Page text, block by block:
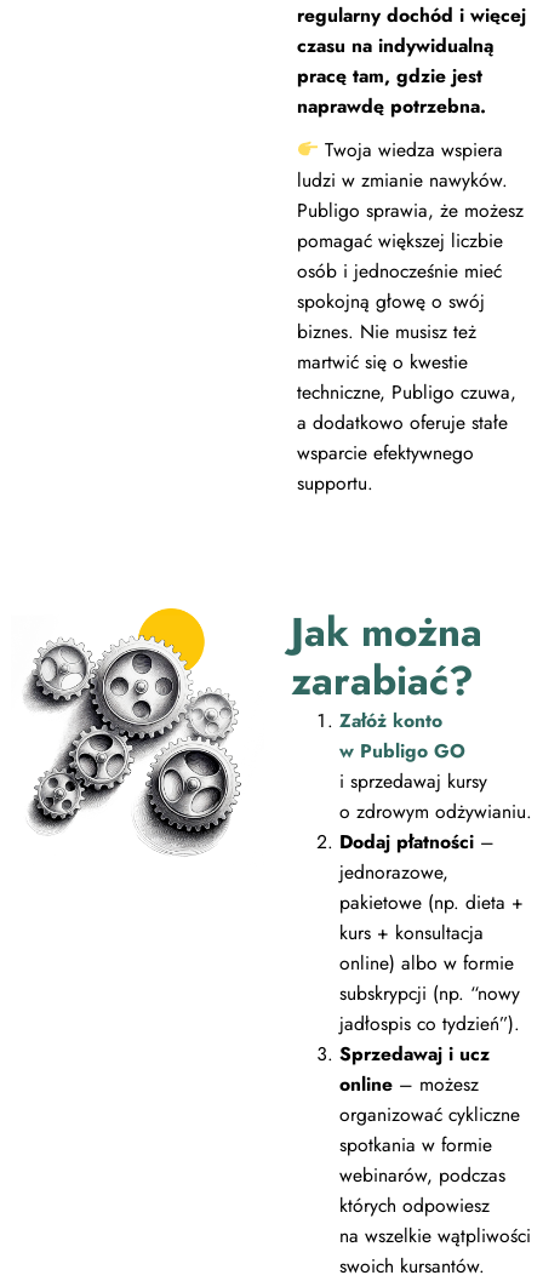
regularny dochód i więcej
czasu na indywidualną
pracę tam, gdzie jest
naprawdę potrzebna.
Twoja wiedza wspiera
ludzi w zmianie nawyków.
Publigo sprawia, że możesz
pomagać większej liczbie
osób i jednocześnie mieć
spokojną głowę o swój
biznes. Nie musisz też
martwić się o kwestie
techniczne, Publigo czuwa,
a dodatkowo oferuje stałe
wsparcie efektywnego
supportu.
Jak można
zarabiać?
Załóż konto
w Publigo GO
i sprzedawaj kursy
o zdrowym odżywianiu.
Dodaj płatności–
jednorazowe,
pakietowe (np. dieta +
kurs + konsultacja
online) albo w formie
subskrypcji (np. “nowy
jadłospis co tydzień”).
Sprzedawaj i ucz
online– możesz
organizować cykliczne
spotkania w formie
webinarów, podczas
których odpowiesz
na wszelkie wątpliwości
swoich kursantów.